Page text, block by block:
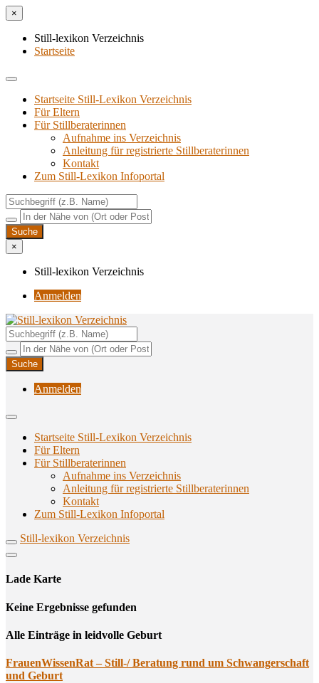
×
Still-lexikon Verzeichnis
Startseite
Startseite Still-Lexikon Verzeichnis
Für Eltern
Für Stillberaterinnen
Aufnahme ins Verzeichnis
Anlei­tung für regis­trier­te Stillberaterinnen
Kon­takt
Zum Still-Lexikon Infoportal
×
Still-lexikon Verzeichnis
Anmelden
Still-lexikon Verzeichnis
Unterstützungsangebote rund ums Stillen
Anmelden
Startseite Still-Lexikon Verzeichnis
Für Eltern
Für Stillberaterinnen
Aufnahme ins Verzeichnis
Anlei­tung für regis­trier­te Stillberaterinnen
Kon­takt
Zum Still-Lexikon Infoportal
Still-lexikon Verzeichnis
Lade Karte
Кeine Ergebnisse gefunden
Alle Einträge in leidvolle Geburt
Frau­en­Wis­sen­Rat – Still-/ Bera­tung rund um Schwan­ger­schaft
und Geburt